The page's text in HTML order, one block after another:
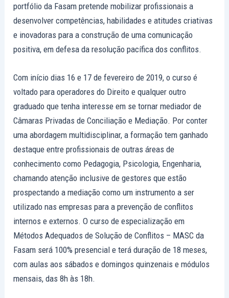
portfólio da Fasam pretende mobilizar profissionais a
desenvolver competências, habilidades e atitudes criativas
e inovadoras para a construção de uma comunicação
positiva, em defesa da resolução pacífica dos conflitos.
Com início dias 16 e 17 de fevereiro de 2019, o curso é
voltado para operadores do Direito e qualquer outro
graduado que tenha interesse em se tornar mediador de
Câmaras Privadas de Conciliação e Mediação. Por conter
uma abordagem multidisciplinar, a formação tem ganhado
destaque entre profissionais de outras áreas de
conhecimento como Pedagogia, Psicologia, Engenharia,
chamando atenção inclusive de gestores que estão
prospectando a mediação como um instrumento a ser
utilizado nas empresas para a prevenção de conflitos
internos e externos. O curso de especialização em
Métodos Adequados de Solução de Conflitos – MASC da
Fasam será 100% presencial e terá duração de 18 meses,
com aulas aos sábados e domingos quinzenais e módulos
mensais, das 8h às 18h.